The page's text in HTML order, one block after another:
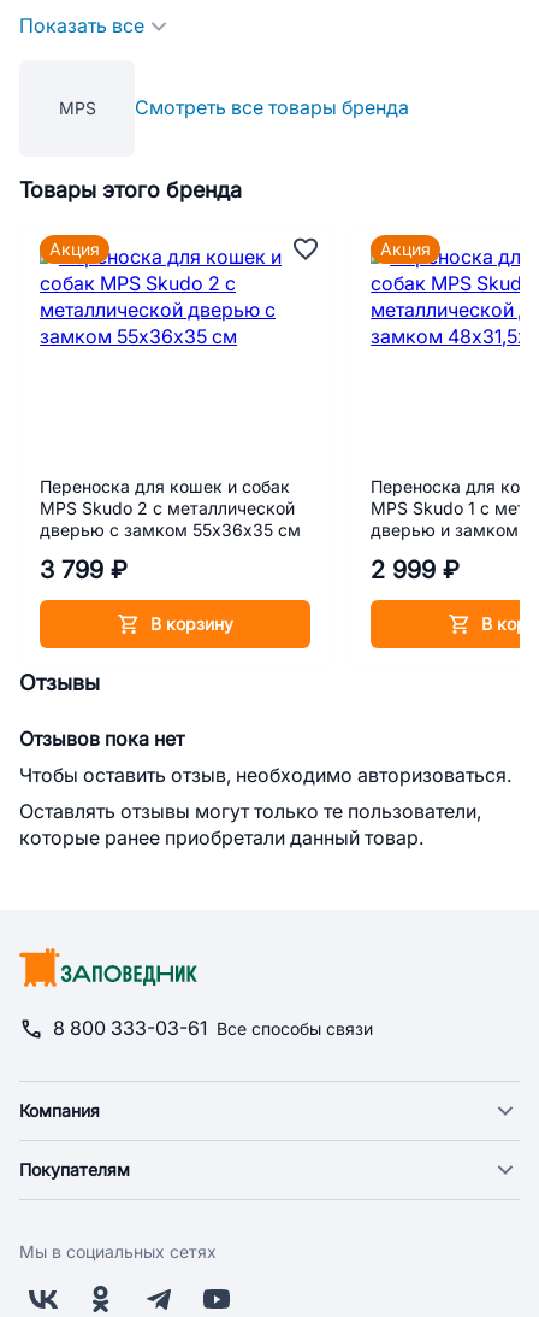
Показать все
MPS Смотреть все товары бренда
Товары этого бренда
Переноска для кошек и собак
MPS Skudo 2 с металлической
дверью с замком 55х36х35 см
3 799 ₽
В корзину
Акция
Переноска для
MPS Skudo 1 с
дверью и замком
2 999 ₽
В
Акция
Отзывы
Отзывов пока нет
Чтобы оставить отзыв, необходимо авторизоваться.
Оставлять отзывы могут только те пользователи,
которые ранее приобретали данный товар.
8 800 333-03-61 Все способы связи
Компания
Новости
Поставщикам
Заводчикам
Покупателям
Оплата
Бонусная программа
Мы в социальных сетях